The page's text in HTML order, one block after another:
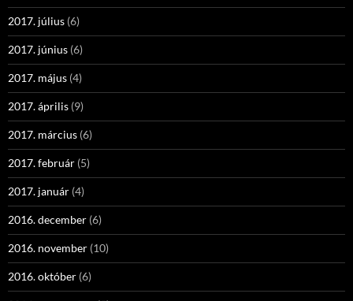
2017. július (6)
2017. június (6)
2017. május (4)
2017. április (9)
2017. március (6)
2017. február (5)
2017. január (4)
2016. december (6)
2016. november (10)
2016. október (6)